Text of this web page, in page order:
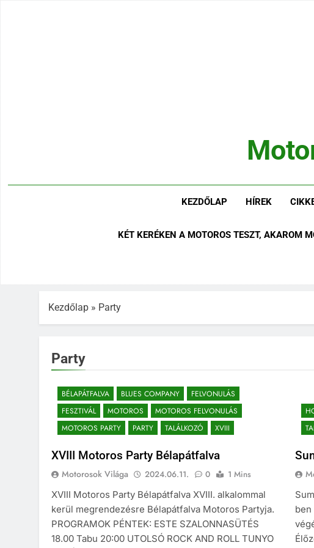
KEZDŐLAP HÍREK
KÉT KERÉKEN A MOTOROS TESZT, AKAROM
Kezdőlap » Party
Party
BÉLAPÁTFALVA BLUES COMPANY
FELVONULÁS
FESZTIVÁL
MOTOROS
MOTOROS FELVONULÁS
MOTOROS PARTY
PARTY TALÁLKOZÓ XVIII
XVIII Motoros Party Bélapátfalva
Motorosok Világa 2024.06.11. 0
1 Mins
XVIII Motoros Party Bélapátfalva XVIII. alkalommal
kerül megrendezésre Bélapátfalva Motoros Partyja.
PROGRAMOK PÉNTEK: ESTE SZALONNASÜTÉS
18.00 Tabu 20:00 UTOLSÓ ROCK AND ROLL TUNYO